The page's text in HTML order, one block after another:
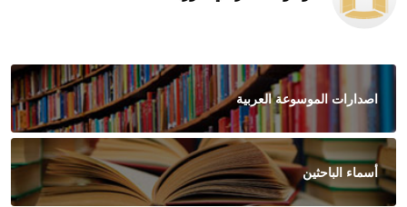
اصدارات الموسوعة العربية
أسماء الباحثين